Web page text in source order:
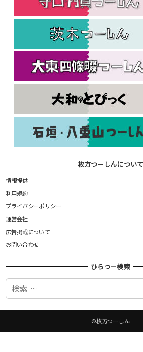
枚方つーしんについて
情報提供
利用規約
プライバシーポリシー
運営会社
広告掲載について
お問い合わせ
ひらつー検索
検
©枚方つーしん